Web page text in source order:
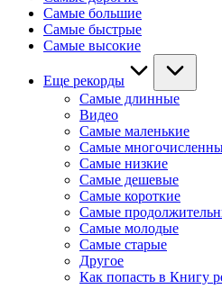
Самые большие
Самые быстрые
Самые высокие
Еще рекорды
Самые длинные
Видео
Самые маленькие
Самые
Самые низкие
Самые дешевые
Самые короткие
Самые
Самые молодые
Самые старые
Другое
Как попасть в Книгу